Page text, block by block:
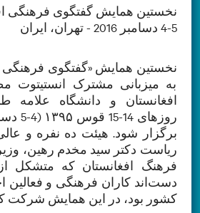
نخستین همایش گفتگوی فرهنگی
4-5 دسامبر 2016 - تهران، ایران
نخستین همایش «گفتگوی فرهنگی
به میزبانی مشترک انستیتوت
افغانستان و دانشگاه علامه
برگزار ‌شود. هیئت ده نفره و
ریاست دکتر سید مخدم رهین،
فرهنگ افغانستان که متشکل
دست‌اند کاران فرهنگی و فعالین
کشور بود، در این همایش شرکت